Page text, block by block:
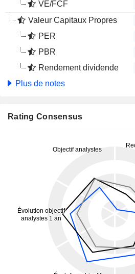
VE/FCF
Valeur Capitaux Propres
PER
PBR
Rendement dividende
Plus de notes
Rating Consensus